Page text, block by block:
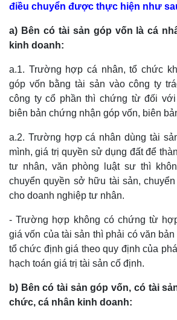
điều chuyển được thực hiện như
a) Bên có tài sản góp vốn là cá
kinh doanh:
a.1. Trường hợp cá nhân, tổ chức
góp vốn bằng tài sản vào công ty
công ty cổ phần thì chứng từ đối
biên bản chứng nhận góp vốn, biên
a.2. Trường hợp cá nhân dùng tài
mình, giá trị quyền sử dụng đất để
tư nhân, văn phòng luật sư thì
chuyển quyền sở hữu tài sản,
cho doanh nghiệp tư nhân.
- Trường hợp không có chứng từ
giá vốn của tài sản thì phải có văn
tổ chức định giá theo quy định của
hạch toán giá trị tài sản cố định.
b) Bên có tài sản góp vốn, có tài
chức, cá nhân kinh doanh: